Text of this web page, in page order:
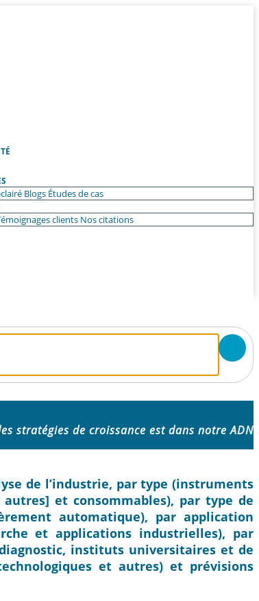
Blogs Études de cas
clients Nos citations
stratégies de croissance est dans notre ADN
de l’industrie, par type (instruments
et consommables), par type de
automatique), par application
et applications industrielles), par
instituts universitaires et de
et autres) et prévisions